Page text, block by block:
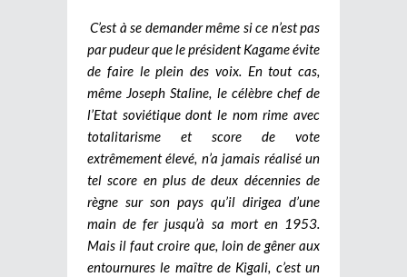
C’est à se demander même si ce n’est pas
par pudeur que le président Kagame évite
de faire le plein des voix. En tout cas,
même Joseph Staline, le célèbre chef de
l’Etat soviétique dont le nom rime avec
totalitarisme et score de vote
extrêmement élevé, n’a jamais réalisé un
tel score en plus de deux décennies de
règne sur son pays qu’il dirigea d’une
main de fer jusqu’à sa mort en 1953.
Mais il faut croire que, loin de gêner aux
entournures le maître de Kigali, c’est un